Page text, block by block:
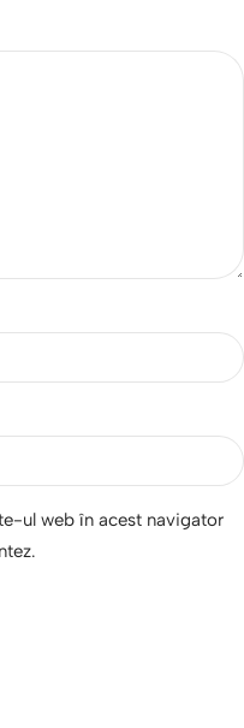
ul web în acest navigator